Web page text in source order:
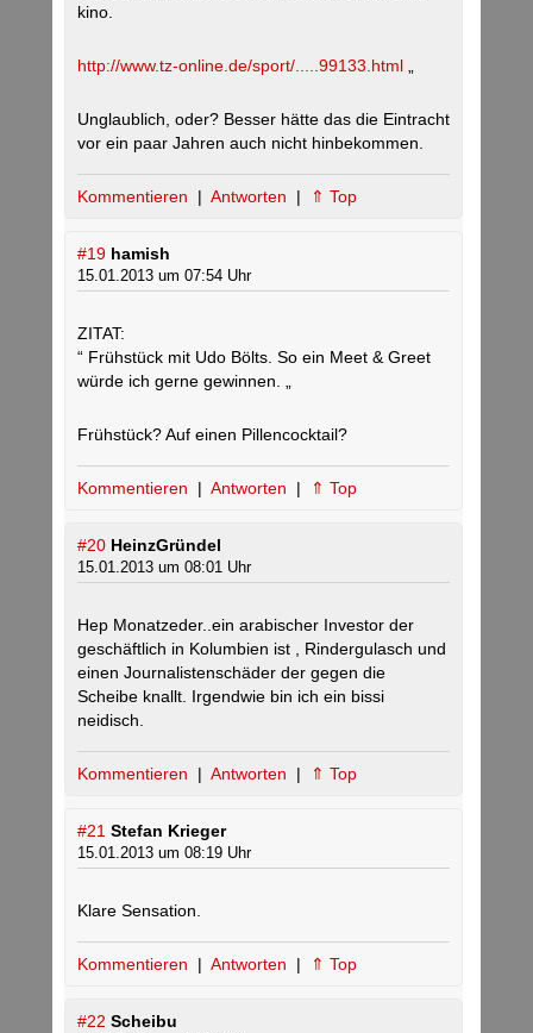
kino.
http://www.tz-online.de/sport/.....99133.html
Unglaublich, oder? Besser hätte das die Eintracht
vor ein paar Jahren auch nicht hinbekommen.
Kommentieren | Antworten | ⇑ Top
#19 hamish
15.01.2013 um 07:54 Uhr
ZITAT:
“ Frühstück mit Udo Bölts. So ein Meet & Greet
würde ich gerne gewinnen. „
Frühstück? Auf einen Pillencocktail?
Kommentieren | Antworten | ⇑ Top
#20 HeinzGründel
15.01.2013 um 08:01 Uhr
Hep Monatzeder..ein arabischer Investor der
geschäftlich in Kolumbien ist , Rindergulasch und
einen Journalistenschäder der gegen die
Scheibe knallt. Irgendwie bin ich ein bissi
neidisch.
Kommentieren | Antworten | ⇑ Top
#21 Stefan Krieger
15.01.2013 um 08:19 Uhr
Klare Sensation.
Kommentieren | Antworten | ⇑ Top
#22 Scheibu